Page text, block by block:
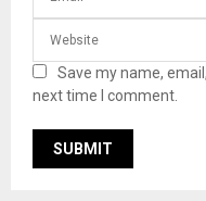
Save my name,
next time I comment.